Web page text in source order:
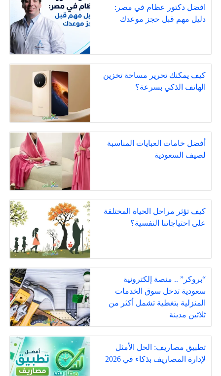
افضل دكتور عظام في مصر:
دليل مهم قبل حجز موعدك
كيف يمكنك تحرير مساحة تخزين
الهاتف الذكي بسرعة؟
أفضل خامات العبايات المناسبة
لصيف السعودية
كيف تؤثر مراحل الحياة المختلفة
على احتياجاتنا النفسية؟
“بروكر” .. منصة إلكترونية
سعودية تدخل سوق الخدمات
المنزلية بتغطية تشمل أكثر من
ثلاثين مدينة
تطبيق مصاريف: الحل الأمثل
لإدارة المصاريف بذكاء في 2026